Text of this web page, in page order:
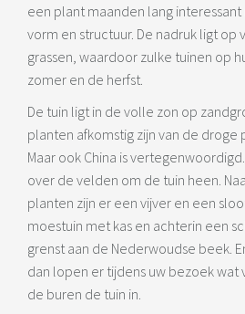
een plant maanden lang
vorm en structuur. De nadruk ligt op
grassen, waardoor zulke tuinen op
zomer en de herfst.
De tuin ligt in de volle zon op
planten afkomstig zijn van de droge
Maar ook China is
over de velden om de tuin heen.
planten zijn er een vijver en een
moestuin met kas en achterin een
grenst aan de Nederwoudse beek.
dan lopen er tijdens uw bezoek wat
de buren de tuin in.